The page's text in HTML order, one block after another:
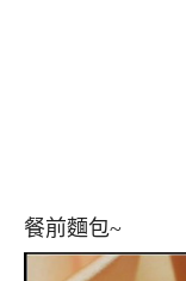
餐前麵包~